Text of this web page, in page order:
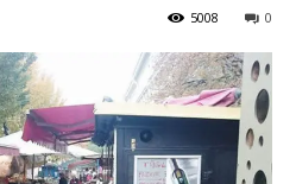
0
5008